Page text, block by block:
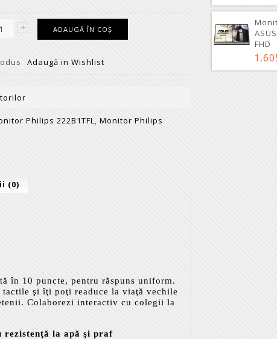
FHD
Adaugă in Wishlist
Philips 222B1TFL, Monitor Philips
(0)
în 10 puncte, pentru răspuns uniform.
şi îţi poţi readuce la viaţă vechile
Colaborezi interactiv cu colegii la
rezistenţă la apă şi praf